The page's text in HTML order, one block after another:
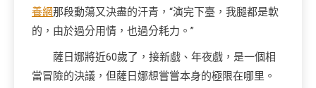
養網那段動蕩又決盡的汗青，“演完下臺，我腿都是軟
的，由於過分用情，也過分耗力。”
薩日娜將近60歲了，接新戲、年夜戲，是一個相
當冒險的決議，但薩日娜想嘗嘗本身的極限在哪里。